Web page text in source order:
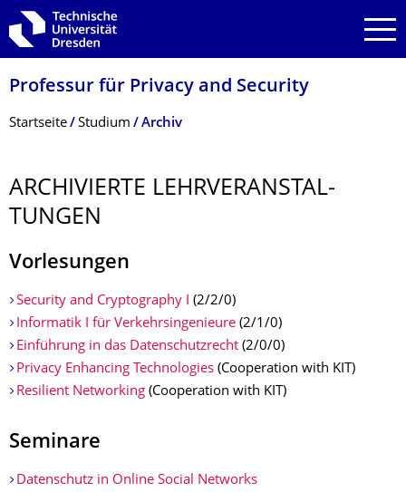
Zur Hauptnavigation springen
Zur Suche springen
Zum Inhalt springen
Professur für Privacy and Security
Breadcrumb-Menü
Startseite Studium Archiv
ARCHIVIERTE LEHRVERANSTAL­
TUNGEN
Vorlesungen
Security and Cryptography I (2/2/0)
Informatik I für Verkehrsingenieure(2/1/0)
Einführung in das Datenschutzrecht (2/0/0)
Privacy Enhancing Technologies(Cooperation with KIT)
Resilient Networking(Cooperation with KIT)
Seminare
Datenschutz in Online Social Networks